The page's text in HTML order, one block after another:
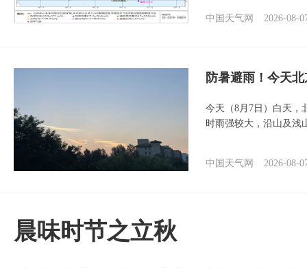
中国天气网 2026-08-
防暑避雨！今天
今天（8月7日）白天，
时雨强较大，沿山及浅
中国天气网 2026-08-
晨味时节之立秋